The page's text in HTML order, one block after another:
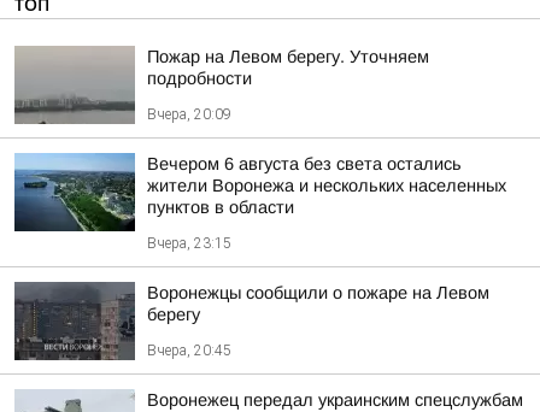
Пожар на Левом берегу. Уточняем
подробности
Вчера, 20:09
Вечером 6 августа без света остались
жители Воронежа и нескольких населенных
пунктов в области
Вчера, 23:15
Воронежцы сообщили о пожаре на Левом
берегу
Вчера, 20:45
Воронежец передал украинским спецслужбам